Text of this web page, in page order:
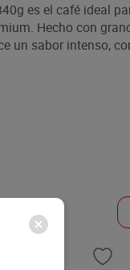
es el café ideal
Hecho con
un sabor intenso,